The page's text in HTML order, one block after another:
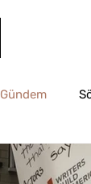
Gündem